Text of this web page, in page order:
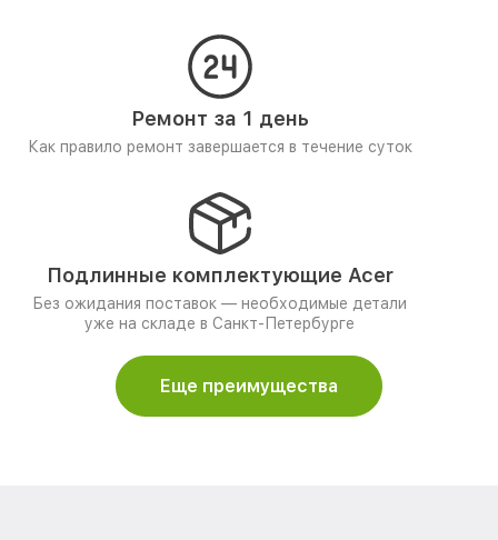
Ремонт за 1 день
Как правило ремонт завершается в течение суток
Подлинные комплектующие Acer
Без ожидания поставок — необходимые детали
уже на складе в Санкт-Петербурге
Еще преимущества